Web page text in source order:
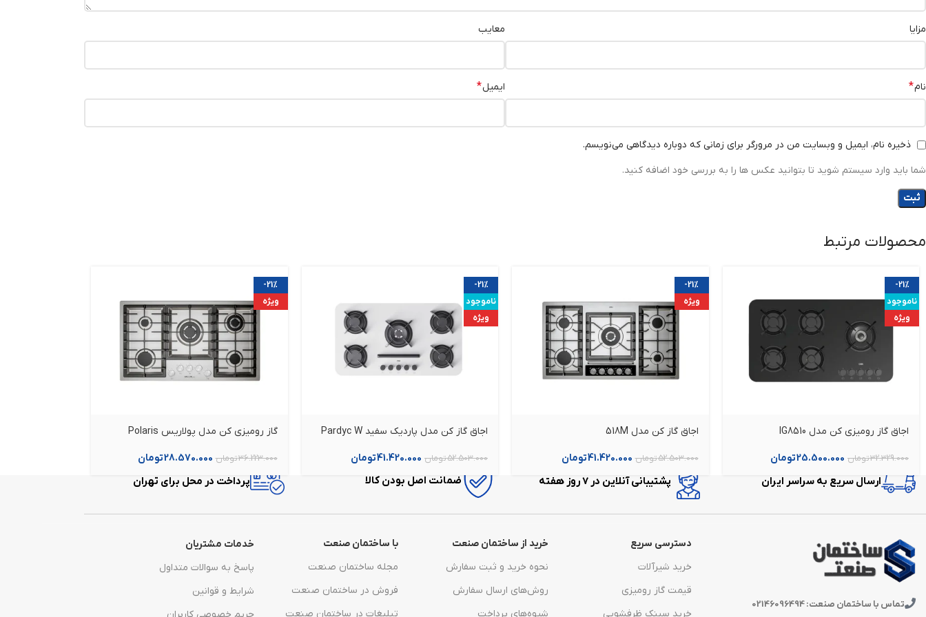
مزایا معایب
نام* ایمیل*
ذخیره نام، ایمیل و وبسایت من در مرورگر برای زمانی که دوباره دیدگاهی می‌نویسم.
شما باید وارد سیستم شوید تا بتوانید عکس ها را به بررسی خود اضافه کنید.
محصولات مرتبط
-21%
ناموجود
ویژه
اجاق گاز رومیزی کن مدل IG8510
32.329.000تومان 25.500.000تومان
-21%
ویژه
اجاق گاز کن مدل 518M
52.503.000تومان 41.420.000تومان
-21%
ناموجود
ویژه
اجاق گاز کن مدل پاردیک سفید Pardyc W
52.503.000تومان 41.420.000تومان
-21%
ویژه
گاز رومیزی کن مدل پولاریس Polaris
36.223.000تومان 28.570.000تومان
ارسال سریع به سراسر ایران پشتیبانی آنلاین در 7 روز هفته ضمانت اصل بودن کالا پرداخت در محل برای تهران
تماس با ساختمان صنعت: 02146096494
دسترسی سریع
خرید شیرآلات
قیمت گاز رومیزی
خرید سینک ظرفشویی
خرید از ساختمان صنعت
نحوه خرید و ثبت سفارش
روش‌های ارسال سفارش
شیوه‌های پرداخت
با ساختمان صنعت
مجله ساختمان صنعت
فروش در ساختمان صنعت
تبلیغات در ساختمان صنعت
خدمات مشتریان
پاسخ به سوالات متداول
شرایط و قوانین